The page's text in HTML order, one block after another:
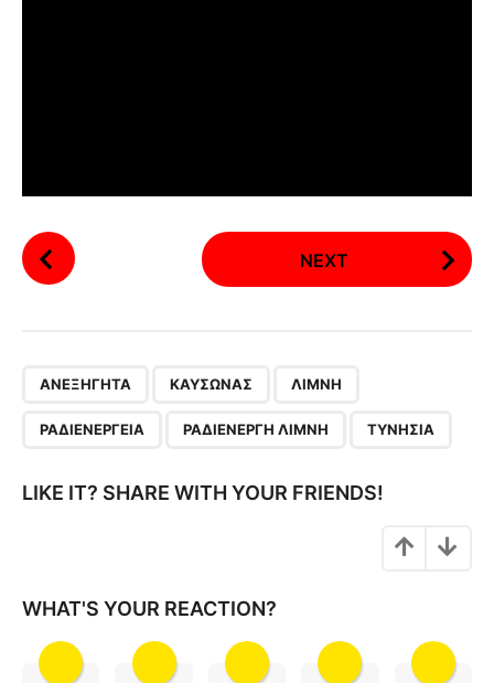
P
o
a
n
NEXT
ΑΝΕΞΉΓΗΤΑ ΚΑΎΣΩΝΑΣ ΛΊΜΝΗ
ΡΑΔΙΕΝΈΡΓΕΙΑ ΡΑΔΙΕΝΕΡΓΉ ΛΊΜΝΗ ΤΥΝΗΣΊΑ
LIKE IT? SHARE WITH YOUR FRIENDS!
WHAT'S YOUR REACTION?